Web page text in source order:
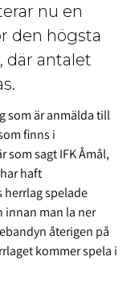
nu en
den högsta
där antalet
som är anmälda till
finns i
som sagt IFK Åmål,
haft
herrlag spelade
innan man la ner
återigen på
kommer spela i